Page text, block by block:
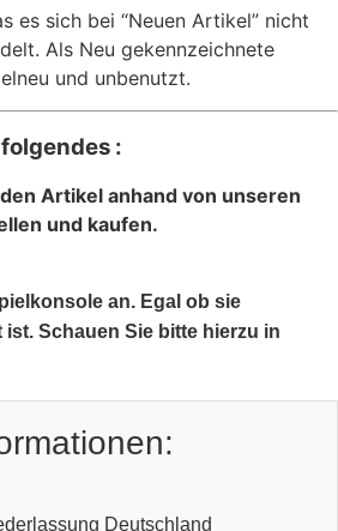
es sich bei “Neuen Artikel” nicht
Als Neu gekennzeichnete
und unbenutzt.
:
Artikel anhand von unseren
und kaufen.
an. Egal ob sie
Schauen Sie bitte hierzu in
Deutschland